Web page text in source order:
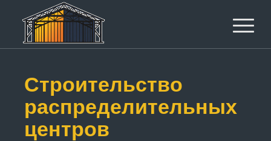
Строительство
распределительных
центров